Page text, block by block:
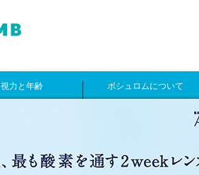
視力と年齢 ボシュロムについて